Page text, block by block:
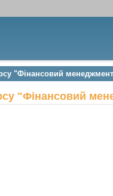
"Фінансовий
"Фінансовий